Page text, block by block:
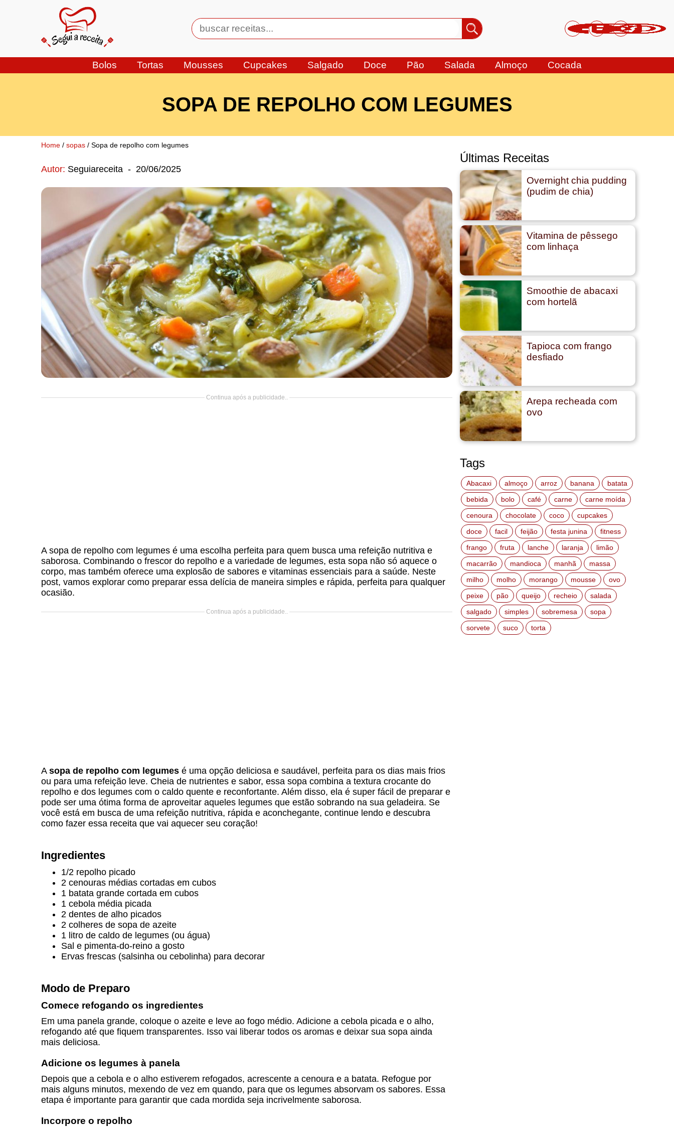
Bolos Tortas Mousses Cupcakes Salgado Doce Pão Salada Almoço Cocada
SOPA DE REPOLHO COM LEGUMES
Home / sopas / Sopa de repolho com legumes
Autor: Seguiareceita - 20/06/2025
Continua após a publicidade..
A sopa de repolho com legumes é uma escolha perfeita para quem busca uma refeição nutritiva e
saborosa. Combinando o frescor do repolho e a variedade de legumes, esta sopa não só aquece o
corpo, mas também oferece uma explosão de sabores e vitaminas essenciais para a saúde. Neste
post, vamos explorar como preparar essa delícia de maneira simples e rápida, perfeita para qualquer
ocasião.
Continua após a publicidade..
A sopa de repolho com legumes é uma opção deliciosa e saudável, perfeita para os dias mais frios
ou para uma refeição leve. Cheia de nutrientes e sabor, essa sopa combina a textura crocante do
repolho e dos legumes com o caldo quente e reconfortante. Além disso, ela é super fácil de preparar e
pode ser uma ótima forma de aproveitar aqueles legumes que estão sobrando na sua geladeira. Se
você está em busca de uma refeição nutritiva, rápida e aconchegante, continue lendo e descubra
como fazer essa receita que vai aquecer seu coração!
Ingredientes
1/2 repolho picado
2 cenouras médias cortadas em cubos
1 batata grande cortada em cubos
1 cebola média picada
2 dentes de alho picados
2 colheres de sopa de azeite
1 litro de caldo de legumes (ou água)
Sal e pimenta-do-reino a gosto
Ervas frescas (salsinha ou cebolinha) para decorar
Modo de Preparo
Comece refogando os ingredientes
Em uma panela grande, coloque o azeite e leve ao fogo médio. Adicione a cebola picada e o alho,
refogando até que fiquem transparentes. Isso vai liberar todos os aromas e deixar sua sopa ainda
mais deliciosa.
Adicione os legumes à panela
Depois que a cebola e o alho estiverem refogados, acrescente a cenoura e a batata. Refogue por
mais alguns minutos, mexendo de vez em quando, para que os legumes absorvam os sabores. Essa
etapa é importante para garantir que cada mordida seja incrivelmente saborosa.
Incorpore o repolho
Últimas Receitas
Overnight chia pudding
(pudim de chia)
Vitamina de pêssego
com linhaça
Smoothie de abacaxi
com hortelã
Tapioca com frango
desfiado
Arepa recheada com
ovo
Tags
Abacaxi almoço arroz banana
batata
bebida
bolo café carne
carne moída
cenoura
chocolate coco
cupcakes
doce
facil feijão festa junina
fitness
frango
fruta lanche laranja
limão
macarrão
mandioca manhã
massa
milho
molho morango mousse
ovo
peixe
pão queijo recheio
salada
salgado
simples sobremesa
sopa
sorvete
suco torta